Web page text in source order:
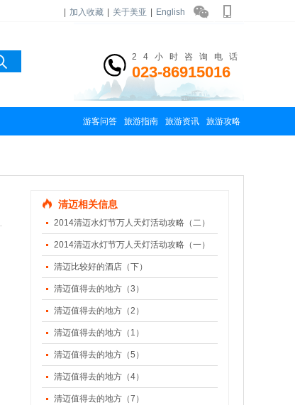
加入收藏 关于美亚 English
24小时咨询电话
023-86915016
游客问答 旅游指南 旅游资讯 旅游攻略
清迈相关信息
2014清迈水灯节万人天灯活动攻略（二）
2014清迈水灯节万人天灯活动攻略（一）
清迈比较好的酒店（下）
清迈值得去的地方（3）
清迈值得去的地方（2）
清迈值得去的地方（1）
清迈值得去的地方（5）
清迈值得去的地方（4）
清迈值得去的地方（7）